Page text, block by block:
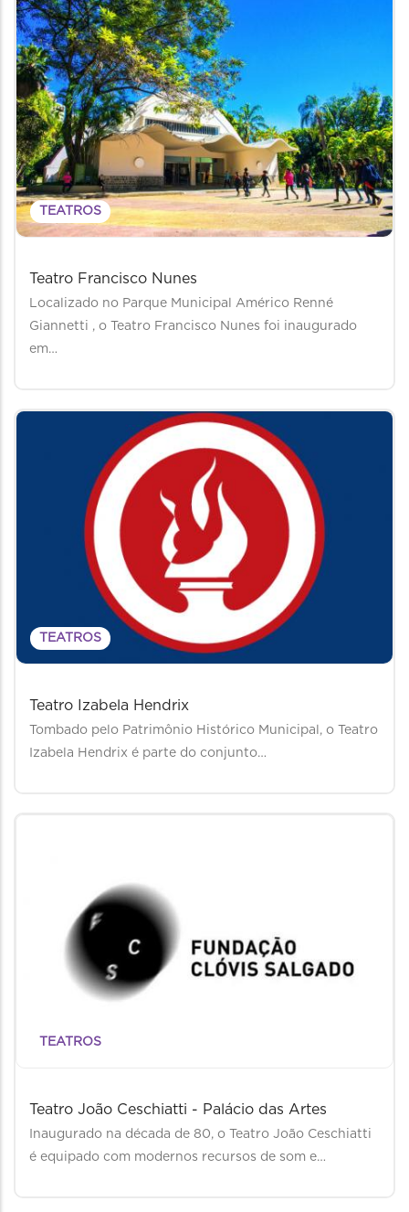
TEATROS
Teatro Francisco Nunes
Localizado no Parque Municipal Américo Renné
Giannetti , o Teatro Francisco Nunes foi inaugurado
em…
TEATROS
Teatro Izabela Hendrix
Tombado pelo Patrimônio Histórico Municipal, o Teatro
Izabela Hendrix é parte do conjunto…
TEATROS
Teatro João Ceschiatti - Palácio das Artes
Inaugurado na década de 80, o Teatro João Ceschiatti
é equipado com modernos recursos de som e…